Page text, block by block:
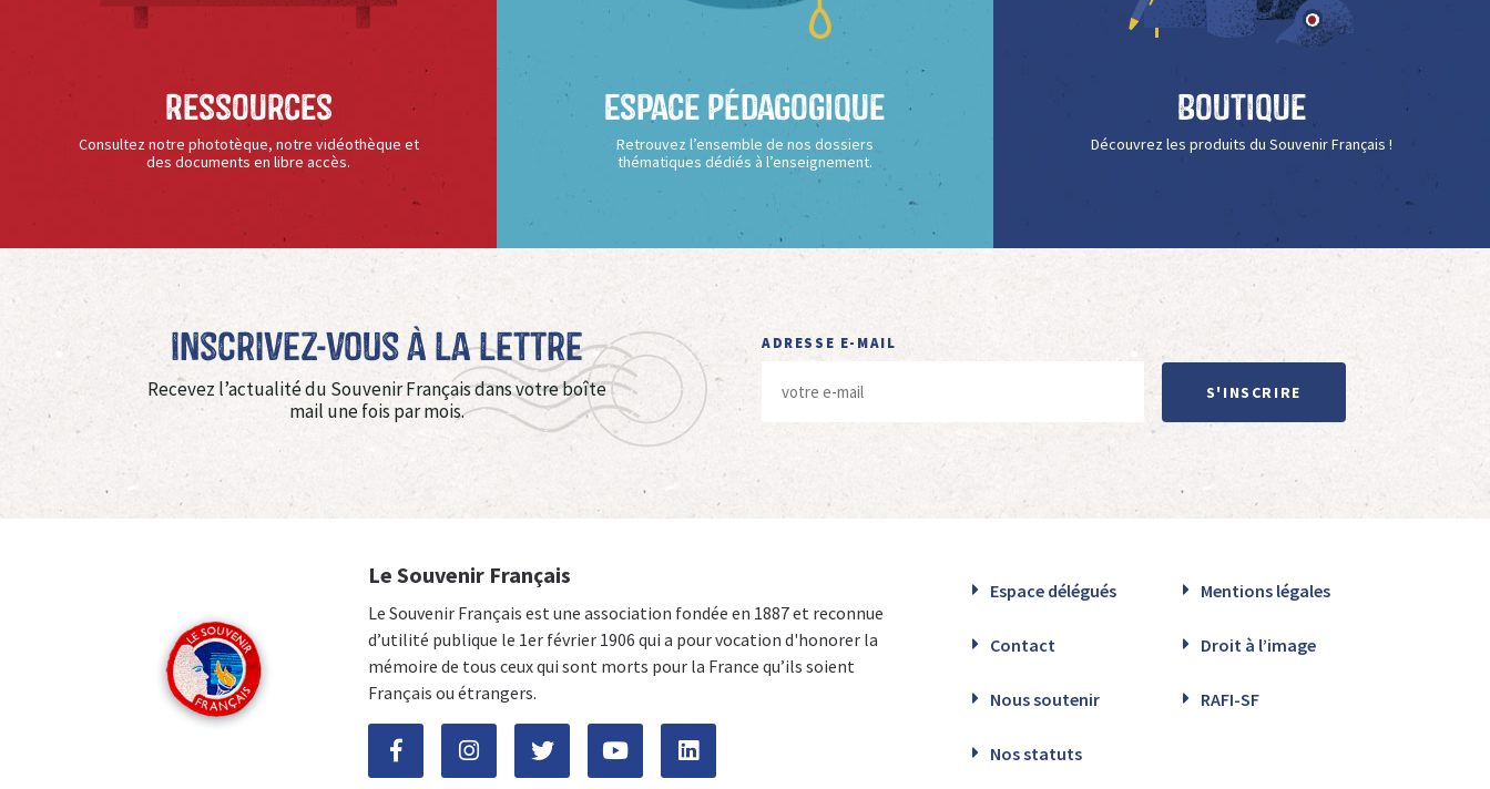
Ressources
Consultez notre phototèque, notre vidéothèque et
des documents en libre accès.
Espace Pédagogique
Retrouvez l’ensemble de nos dossiers
thématiques dédiés à l’enseignement.
Boutique
Découvrez les produits du Souvenir Français !
Inscrivez-vous à La Lettre
Recevez l’actualité du Souvenir Français dans votre boîte
mail une fois par mois.
ADRESSE E-MAIL
S'INSCRIRE
Le Souvenir Français
Le Souvenir Français est une association fondée en 1887 et reconnue
d’utilité publique le 1er février 1906 qui a pour vocation d'honorer la
mémoire de tous ceux qui sont morts pour la France qu’ils soient
Français ou étrangers.
Espace délégués Mentions légales
Contact Droit à l’image
Nous soutenir RAFI-SF
Nos statuts